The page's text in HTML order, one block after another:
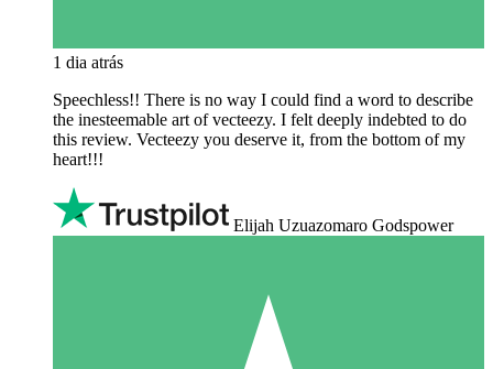
1 dia atrás
Speechless!! There is no way I could find a word to describe
the inesteemable art of vecteezy. I felt deeply indebted to do
this review. Vecteezy you deserve it, from the bottom of my
heart!!!
Elijah Uzuazomaro Godspower